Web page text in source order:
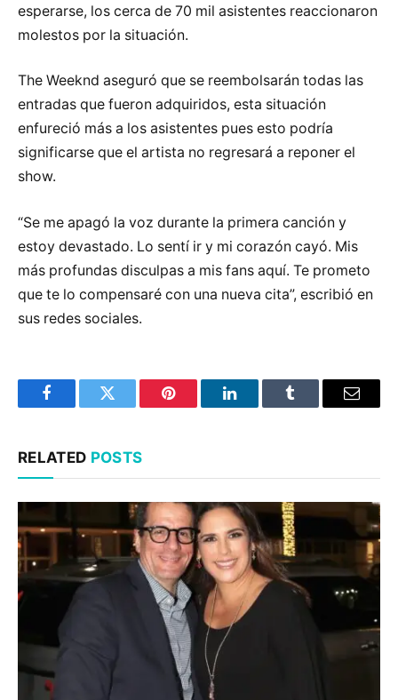
esperarse, los cerca de 70 mil asistentes reaccionaron
molestos por la situación.
The Weeknd aseguró que se reembolsarán todas las
entradas que fueron adquiridos, esta situación
enfureció más a los asistentes pues esto podría
significarse que el artista no regresará a reponer el
show.
“Se me apagó la voz durante la primera canción y
estoy devastado. Lo sentí ir y mi corazón cayó. Mis
más profundas disculpas a mis fans aquí. Te prometo
que te lo compensaré con una nueva cita”, escribió en
sus redes sociales.
FacebookTwitter Pinterest LinkedInTumblr Email
RELATED POSTS